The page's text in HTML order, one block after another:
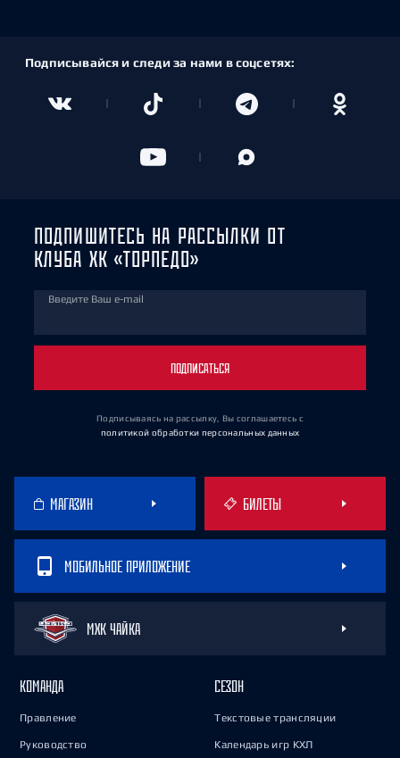
Подписывайся и следи за нами в соцсетях:
ПОДПИШИТЕСЬ НА РАССЫЛКИ ОТ
КЛУБА ХК «ТОРПЕДО»
Введите Ваш e-mail
ПОДПИСАТЬСЯ
Подписываясь на рассылку, Вы соглашаетесь с
политикой обработки персональных данных
МАГАЗИН БИЛЕТЫ
МОБИЛЬНОЕ ПРИЛОЖЕНИЕ
МХК ЧАЙКА
КОМАНДА
Правление
Руководство
СЕЗОН
Текстовые трансляции
Календарь игр КХЛ